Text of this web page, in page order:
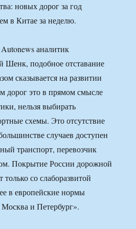
новых дорог за год
в Китае за неделю.
аналитик
Шенк, подобное отставание
сказывается на развитии
дорог это в прямом смысле
нельзя выбирать
схемы. Это отсутствие
случаев доступен
транспорт, перевозчик
Покрытие России дорожной
со слаборазвитой
в европейские нормы
и Петербург».